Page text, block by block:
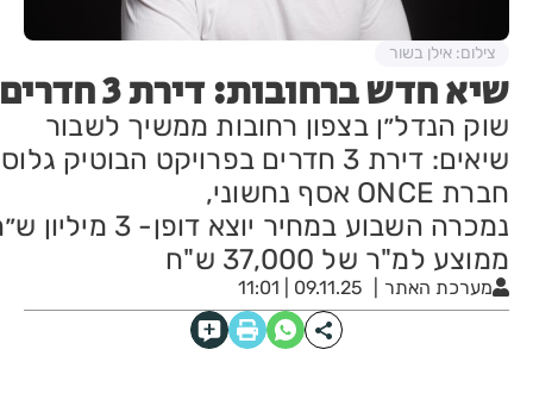
שיא חדש ברחובות: דירת 3 חדרים נמכרה ב־3 מיליון ש״ח
שוק הנדל״ן בצפון רחובות ממשיך לשבור
חברת ONCE אסף נחשוני,
נמכרה השבוע במחיר
ממוצע למ"ר של 37,000 ש"ח
מערכת האתר 09.11.25 | 11:01
צילום: אילן בשור